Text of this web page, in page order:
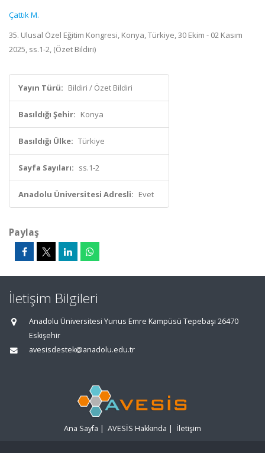
Çattık M.
35. Ulusal Özel Eğitim Kongresi, Konya, Türkiye, 30 Ekim - 02 Kasım
2025, ss.1-2, (Özet Bildiri)
Yayın Türü: Bildiri / Özet Bildiri
Basıldığı Şehir: Konya
Basıldığı Ülke: Türkiye
Sayfa Sayıları: ss.1-2
Anadolu Üniversitesi Adresli: Evet
Paylaş
İletişim Bilgileri
Anadolu Üniversitesi Yunus Emre Kampüsü Tepebaşı 26470
Eskişehir
avesisdestek@anadolu.edu.tr
Ana Sayfa | AVESİS Hakkında | İletişim